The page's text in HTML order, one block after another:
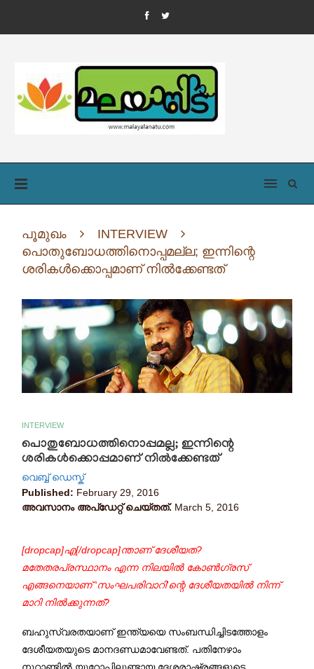
പൂമുഖം
INTERVIEW
പൊതുബോധത്തിനൊപ്പമല്ല; ഇന്നിന്റെ
ശരികള്‍ക്കൊപ്പമാണ് നില്‍ക്കേണ്ടത്
INTERVIEW
പൊതുബോധത്തിനൊപ്പമല്ല; ഇന്നിന്റെ
ശരികള്‍ക്കൊപ്പമാണ് നില്‍ക്കേണ്ടത്
വെബ്ബ് ഡെസ്ക്
Published: February 29, 2016
അവസാനം അപ്ഡേറ്റ് ചെയ്തത്. March 5, 2016
[dropcap]എ[/dropcap]ന്താണ് ദേശീയത?
മതേതരപ്രസ്ഥാനം എന്ന നിലയില്‍ കോണ്‍ഗ്രസ്
എങ്ങനെയാണ് ‘സംഘപരിവാറി’ന്റെ ദേശീയതയില്‍ നിന്ന്
മാറി നില്‍ക്കുന്നത്?
ബഹുസ്വരതയാണ് ഇന്ത്യയെ സംബന്ധിച്ചിടത്തോളം
ദേശീയതയുടെ മാനദണ്ഡമാവേണ്ടത്. പതിനേഴാം
നൂറ്റാണ്ടില്‍ യുറോപ്പിലുണ്ടായ ദേശരാഷ്ട്രങ്ങളുടെ